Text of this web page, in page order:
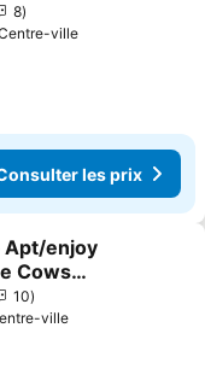
8
ville
les prix
mes favoris
Apt/enjoy
Cows
The Sun
10
ville